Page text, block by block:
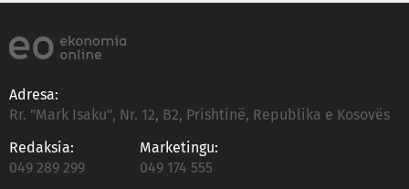
Adresa:
Rr. "Mark Isaku", Nr. 12, B2, Prishtinë, Republika e Kosovës
Redaksia:
049 289 299
Marketingu:
049 174 555